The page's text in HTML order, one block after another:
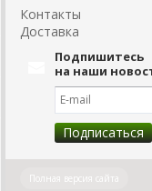
Контакты
Доставка
Подпишитесь
на наши
Полная версия сайта